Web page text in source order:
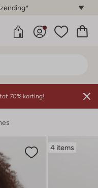
70% korting!
4 items